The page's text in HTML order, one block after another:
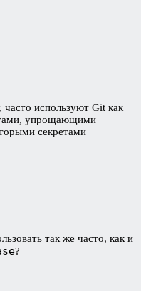
используют Git как
упрощающими
секретами
так же часто, как и
?